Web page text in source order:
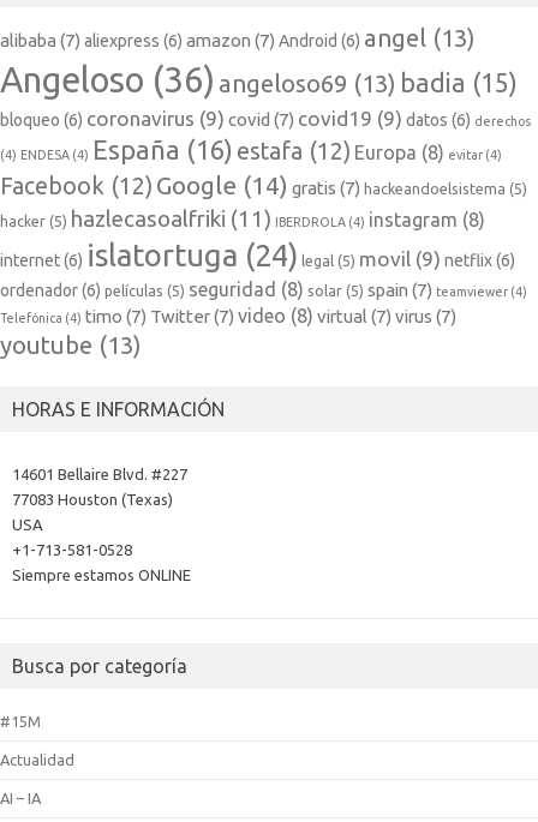
alibaba (7) aliexpress (6) amazon (7) Android (6) angel (13)
Angeloso (36) angeloso69 (13) badia (15)
bloqueo (6) coronavirus (9) covid (7) covid19 (9) datos (6) derechos
(4) ENDESA (4) España (16) estafa (12) Europa (8) evitar (4)
Facebook (12) Google (14) gratis (7) hackeandoelsistema (5)
hacker (5) hazlecasoalfriki (11) IBERDROLA (4) instagram (8)
internet(6) islatortuga (24) legal (5) movil (9) netflix(6)
ordenador(6) películas (5) seguridad (8) solar (5) spain (7) teamviewer (4)
Telefónica (4) timo (7) Twitter(7) video (8) virtual (7) virus (7)
youtube (13)
HORAS E INFORMACIÓN
14601 Bellaire Blvd. #227
77083 Houston (Texas)
USA
+1-713-581-0528
Siempre estamos ONLINE
Busca por categoría
#15M
Actualidad
AI – IA